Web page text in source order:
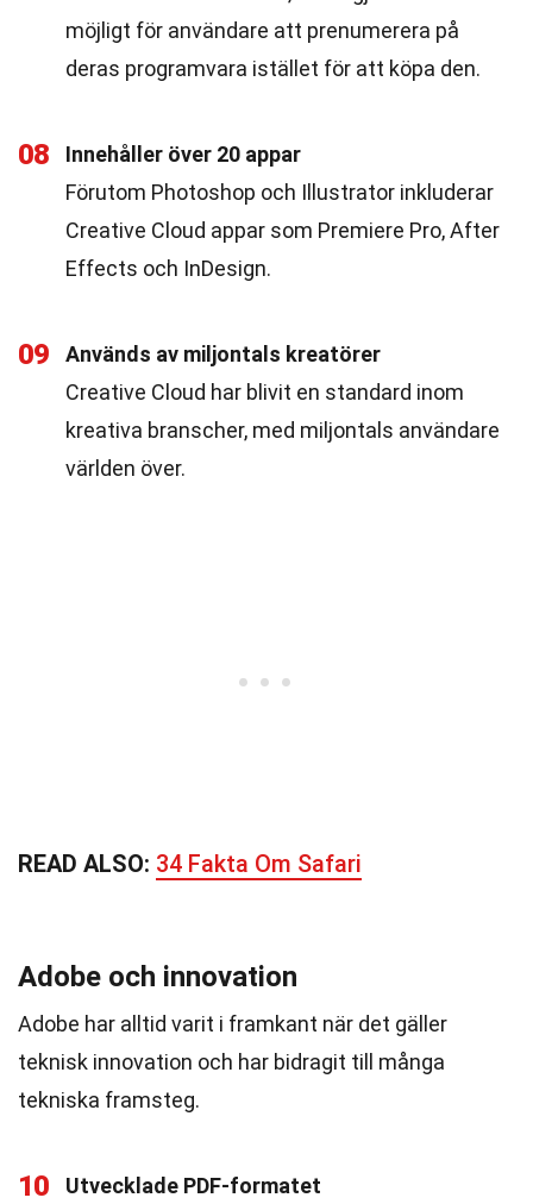
möjligt för användare att prenumerera på
deras programvara istället för att köpa den.
08
Innehåller över 20 appar
Förutom Photoshop och Illustrator inkluderar
Creative Cloud appar som Premiere Pro, After
Effects och InDesign.
09
Används av miljontals kreatörer
Creative Cloud har blivit en standard inom
kreativa branscher, med miljontals användare
världen över.
READ ALSO: 34 Fakta Om Safari
Adobe och innovation
Adobe har alltid varit i framkant när det gäller
teknisk innovation och har bidragit till många
tekniska framsteg.
10
Utvecklade PDF-formatet